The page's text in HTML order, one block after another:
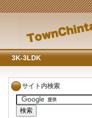
3K-3LDK
サイト内検索